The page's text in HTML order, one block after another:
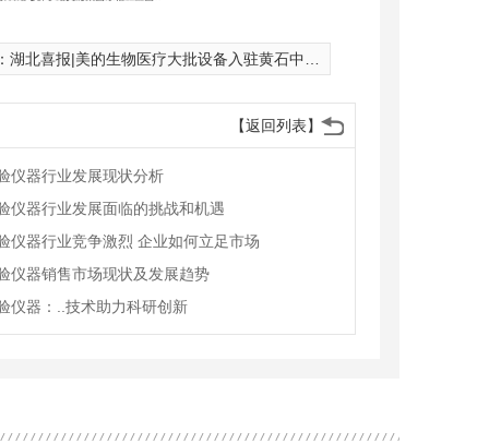
湖北喜报|美的生物医疗大批设备入驻黄石中 心医院
【返回列表】
仪器行业发展现状分析
仪器行业发展面临的挑战和机遇
仪器行业竞争激烈 企业如何立足市场
仪器销售市场现状及发展趋势
仪器：..技术助力科研创新